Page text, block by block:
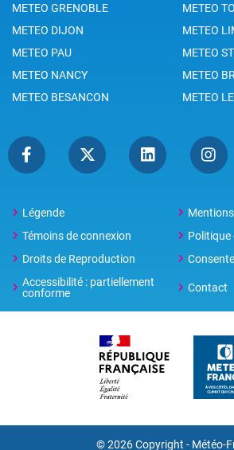
METEO GRENOBLE
METEO
METEO DIJON
METEO
METEO PAU
METEO
METEO NANCY
METEO
METEO BESANCON
METEO
Légende
Témoins de connexion
Politique
Droits de Reproduction
Accessibilité : partiellement
conforme
Contact
© 2026 Copyright - Météo-